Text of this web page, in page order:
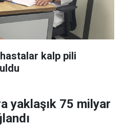
kalp pili
yaklaşık 75 milyar